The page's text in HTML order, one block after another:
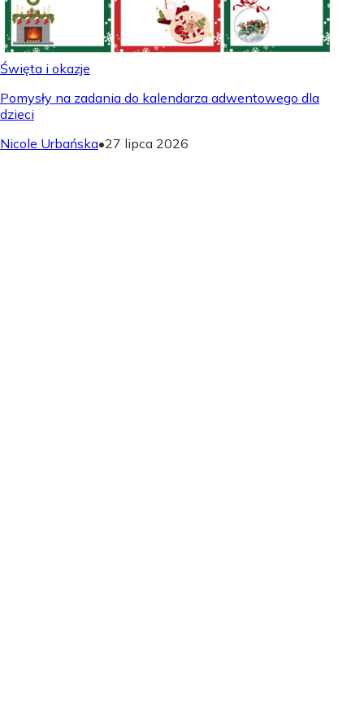
Święta i okazje
Pomysły na zadania do kalendarza adwentowego dla
dzieci
Nicole Urbańska•27 lipca 2026